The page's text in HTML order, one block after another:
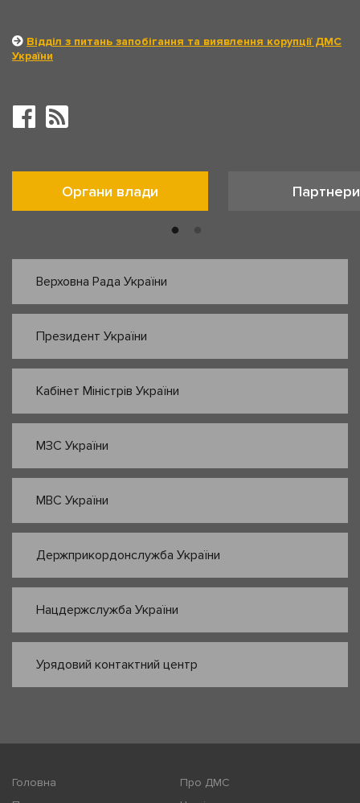
Відділ з питань запобігання та виявлення корупції ДМС
України
Органи влади Партнери
Верховна Рада України
Президент України
Кабінет Міністрів України
МЗС України
МВС України
Держприкордонслужба України
Нацдержслужба України
Урядовий контактний центр
Головна
Про ДМС